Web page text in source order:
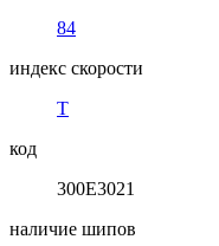
84
индекс скорости
T
код
300E3021
наличие шипов